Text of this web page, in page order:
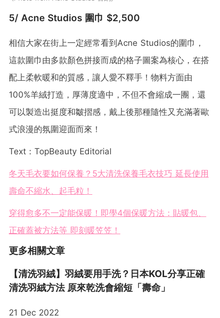
5/ Acne Studios 圍巾 $2,500
相信大家在街上一定經常看到Acne Studios的圍巾，
這款圍巾由多款顏色拼接而成的格子圖案為核心，在搭
配上柔軟暖和的質感，讓人愛不釋手！物料方面由
100%羊絨打造，厚薄度適中，不但不會縮成一團，還
可以製造出挺度和皺摺感，戴上後那種隨性又充滿著歐
式浪漫的氛圍迎面而來！
Text：TopBeauty Editorial
冬天毛衣要如何保養？5大清洗保養毛衣技巧 延長使用
壽命不縮水、起毛粒！
穿得愈多不一定能保暖！即學4個保暖方法：貼暖包、
正確蓋被方法等 即刻暖笠笠！
更多相關文章
【清洗羽絨】羽絨要用手洗？日本KOL分享正確
清洗羽絨方法 原來乾洗會縮短「壽命」
21 Dec 2022